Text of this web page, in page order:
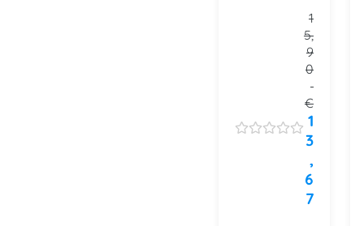
1
5,
9
0
€
1
3
,
6
7